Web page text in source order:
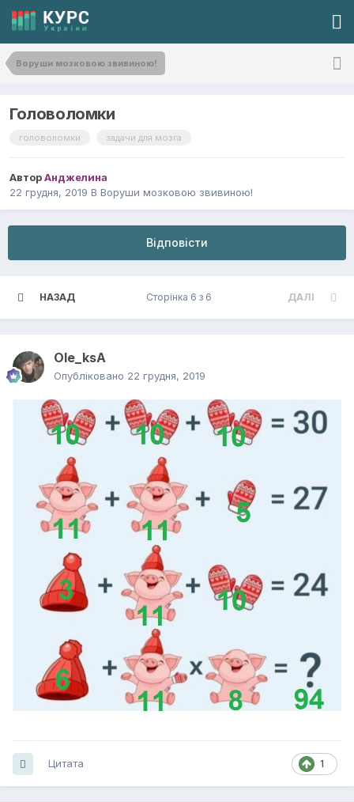
Воруши мозковою звивиною!
Головоломки
головоломки задачи для мозга
АвторАнджелина
22 грудня, 2019 В Воруши мозковою звивиною!
Відповісти
НАЗАД ДАЛІ
Сторінка 6 з 6
Ole_ksA
Опубліковано 22 грудня, 2019
1
Цитата